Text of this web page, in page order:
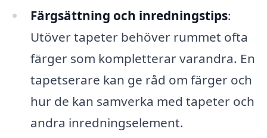
Färgsättning och inredningstips:
Utöver tapeter behöver rummet ofta
färger som kompletterar varandra. En
tapetserare kan ge råd om färger och
hur de kan samverka med tapeter och
andra inredningselement.